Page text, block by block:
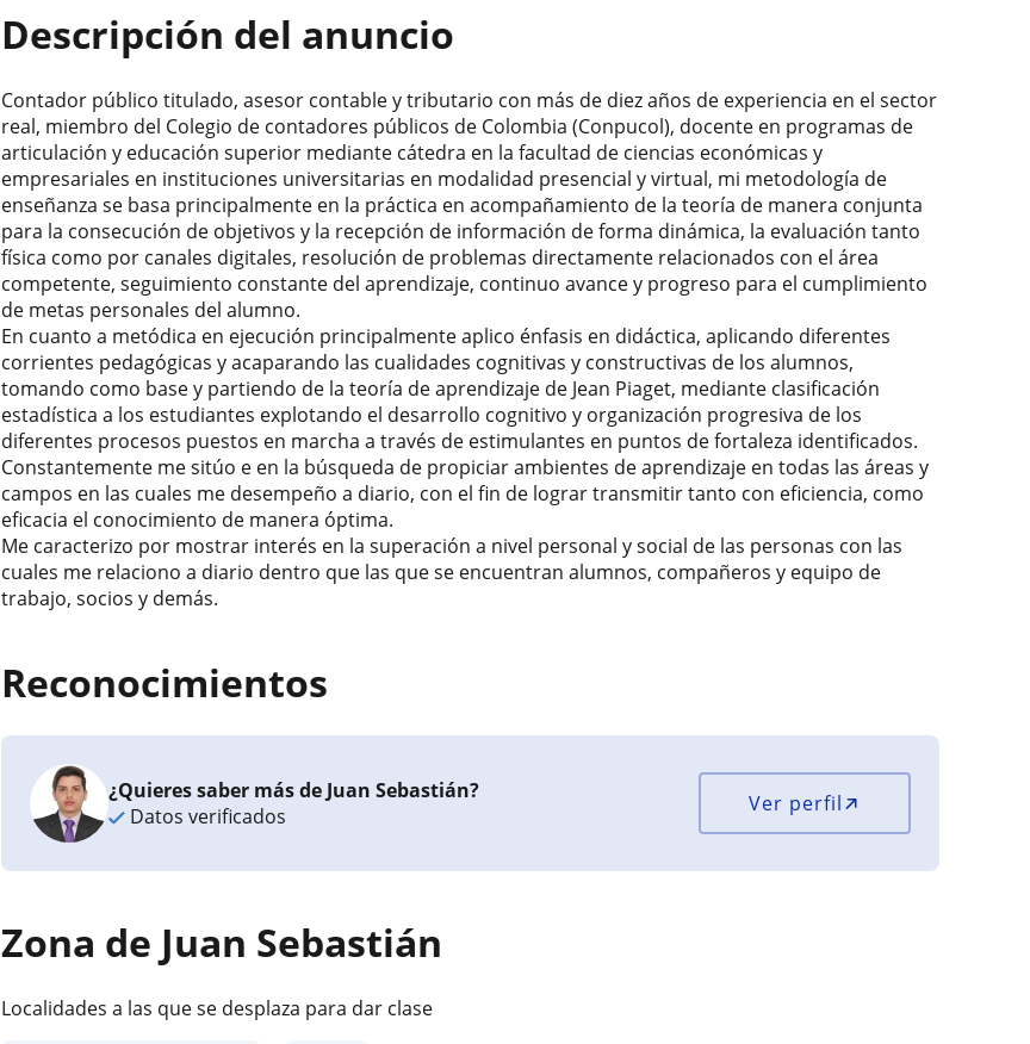
Descripción del anuncio
Contador público titulado, asesor contable y tributario con más de diez años de experiencia en el sector
real, miembro del Colegio de contadores públicos de Colombia (Conpucol), docente en programas de
articulación y educación superior mediante cátedra en la facultad de ciencias económicas y
empresariales en instituciones universitarias en modalidad presencial y virtual, mi metodología de
enseñanza se basa principalmente en la práctica en acompañamiento de la teoría de manera conjunta
para la consecución de objetivos y la recepción de información de forma dinámica, la evaluación tanto
física como por canales digitales, resolución de problemas directamente relacionados con el área
competente, seguimiento constante del aprendizaje, continuo avance y progreso para el cumplimiento
de metas personales del alumno.
En cuanto a metódica en ejecución principalmente aplico énfasis en didáctica, aplicando diferentes
corrientes pedagógicas y acaparando las cualidades cognitivas y constructivas de los alumnos,
tomando como base y partiendo de la teoría de aprendizaje de Jean Piaget, mediante clasificación
estadística a los estudiantes explotando el desarrollo cognitivo y organización progresiva de los
diferentes procesos puestos en marcha a través de estimulantes en puntos de fortaleza identificados.
Constantemente me sitúo e en la búsqueda de propiciar ambientes de aprendizaje en todas las áreas y
campos en las cuales me desempeño a diario, con el fin de lograr transmitir tanto con eficiencia, como
eficacia el conocimiento de manera óptima.
Me caracterizo por mostrar interés en la superación a nivel personal y social de las personas con las
cuales me relaciono a diario dentro que las que se encuentran alumnos, compañeros y equipo de
trabajo, socios y demás.
Reconocimientos
¿Quieres saber más de Juan Sebastián?
Datos verificados
Ver perfil
Zona de Juan Sebastián
Localidades a las que se desplaza para dar clase